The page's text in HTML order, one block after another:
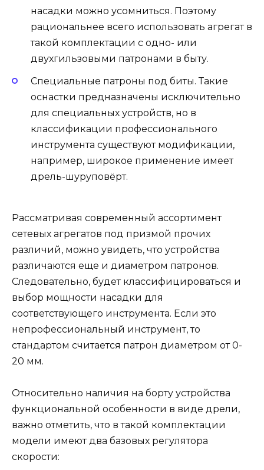
насадки можно усомниться. Поэтому
рациональнее всего использовать агрегат в
такой комплектации с одно- или
двухгильзовыми патронами в быту.
Специальные патроны под биты. Такие
оснастки предназначены исключительно
для специальных устройств, но в
классификации профессионального
инструмента существуют модификации,
например, широкое применение имеет
дрель-шуруповёрт.
Рассматривая современный ассортимент
сетевых агрегатов под призмой прочих
различий, можно увидеть, что устройства
различаются еще и диаметром патронов.
Следовательно, будет классифицироваться и
выбор мощности насадки для
соответствующего инструмента. Если это
непрофессиональный инструмент, то
стандартом считается патрон диаметром от 0-
20 мм.
Относительно наличия на борту устройства
функциональной особенности в виде дрели,
важно отметить, что в такой комплектации
модели имеют два базовых регулятора
скорости: